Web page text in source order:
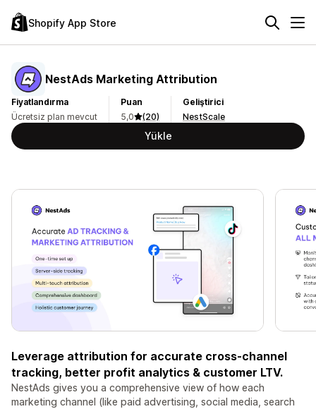
Shopify App Store
NestAds Marketing Attribution
Fiyatlandırma
Ücretsiz plan mevcut
Puan
5,0
(20)
Geliştirici
NestScale
Yükle
Leverage attribution for accurate cross-channel
tracking, better profit analytics & customer LTV.
NestAds gives you a comprehensive view of how each
marketing channel (like paid advertising, social media, search